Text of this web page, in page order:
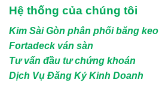
Hệ thống của chúng tôi
Kim Sài Gòn phân phối băng keo
Fortadeck ván sàn
Tư vấn đầu tư chứng khoán
Dịch Vụ Đăng Ký Kinh Doanh